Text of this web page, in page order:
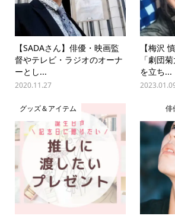
【SADAさん】俳優・映画監
督やテレビ・ラジオのオーナ
ーとし...
2020.11.27
【梅沢
「劇団
を立ち...
グッズ＆アイテム 俳